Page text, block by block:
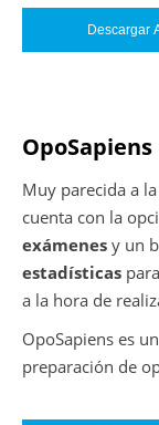
Descargar
OpoSapiens
Muy parecida a
cuenta con la
exámenes y un
estadísticas
a la hora de
OpoSapiens es
preparación de